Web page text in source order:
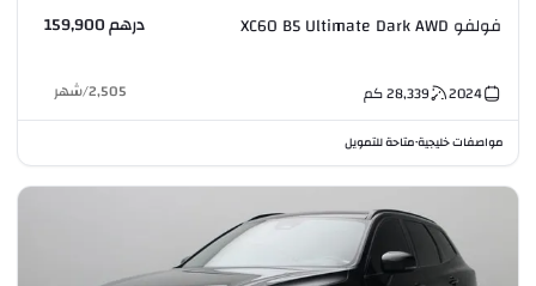
فولفو XC60 B5 Ultimate Dark AWD درهم 159,900
2024
28,339كم 2,505
/شهر
مواصفات خليجية•متاحة للتمويل